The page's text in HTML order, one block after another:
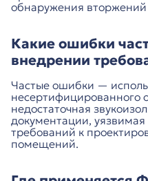
обнаружения
Какие ошибки
внедрении
Частые ошибки —
несертифицированного
недостаточная
документации,
требований к
помещений.